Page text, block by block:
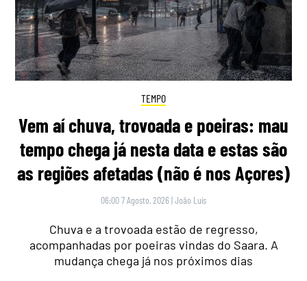
TEMPO
Vem aí chuva, trovoada e poeiras: mau
tempo chega já nesta data e estas são
as regiões afetadas (não é nos Açores)
06:00 7 Agosto, 2026 |João Luís
Chuva e a trovoada estão de regresso,
acompanhadas por poeiras vindas do Saara. A
mudança chega já nos próximos dias